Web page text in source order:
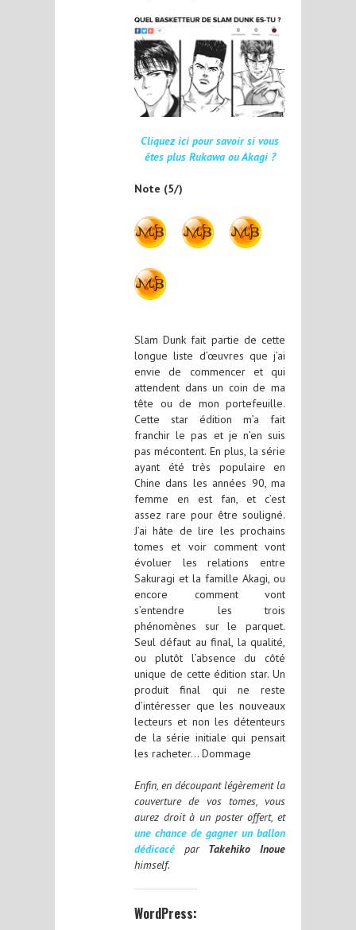
Cliquez ici pour savoir si vous
êtes plus Rukawa ou Akagi ?
Note (5/)
Slam Dunk fait partie de cette
longue liste d’œuvres que j’ai
envie de commencer et qui
attendent dans un coin de ma
tête ou de mon portefeuille.
Cette star édition m’a fait
franchir le pas et je n’en suis
pas mécontent. En plus, la série
ayant été très populaire en
Chine dans les années 90, ma
femme en est fan, et c’est
assez rare pour être souligné.
J’ai hâte de lire les prochains
tomes et voir comment vont
évoluer les relations entre
Sakuragi et la famille Akagi, ou
encore comment vont
s’entendre les trois
phénomènes sur le parquet.
Seul défaut au final, la qualité,
ou plutôt l’absence du côté
unique de cette édition star. Un
produit final qui ne reste
d’intéresser que les nouveaux
lecteurs et non les détenteurs
de la série initiale qui pensait
les racheter… Dommage
Enfin, en découpant légèrement la
couverture de vos tomes, vous
aurez droit à un poster offert, et
une chance de gagner un ballon
dédicacé par Takehiko Inoue
himself.
WordPress: